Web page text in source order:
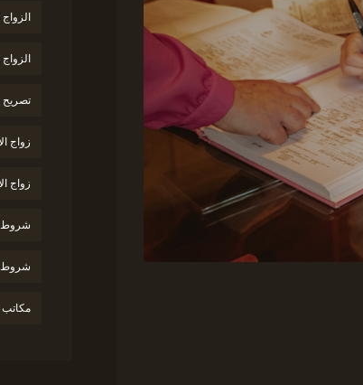
تصريح
زواج
زواج
شروط
شروط
مكاتب